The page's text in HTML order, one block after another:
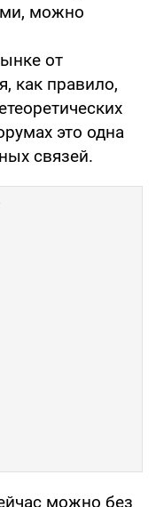
можно
от
как правило,
это одна
связей.
можно без